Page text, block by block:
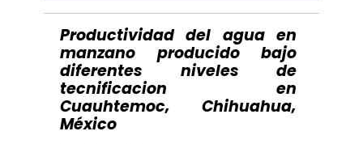
Productividad del agua en
manzano producido bajo
diferentes niveles de
tecnificacion en
Cuauhtemoc, Chihuahua,
México